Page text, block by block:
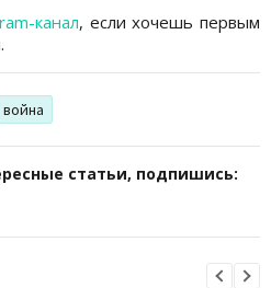
канал, если хочешь первым
война
статьи, подпишись: